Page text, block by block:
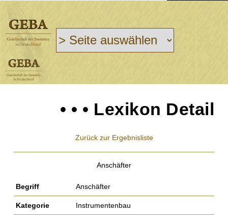
• • • Lexikon Detail
Zurück zur Ergebnisliste
Anschäfter
Begriff Anschäfter
Kategorie Instrumentenbau